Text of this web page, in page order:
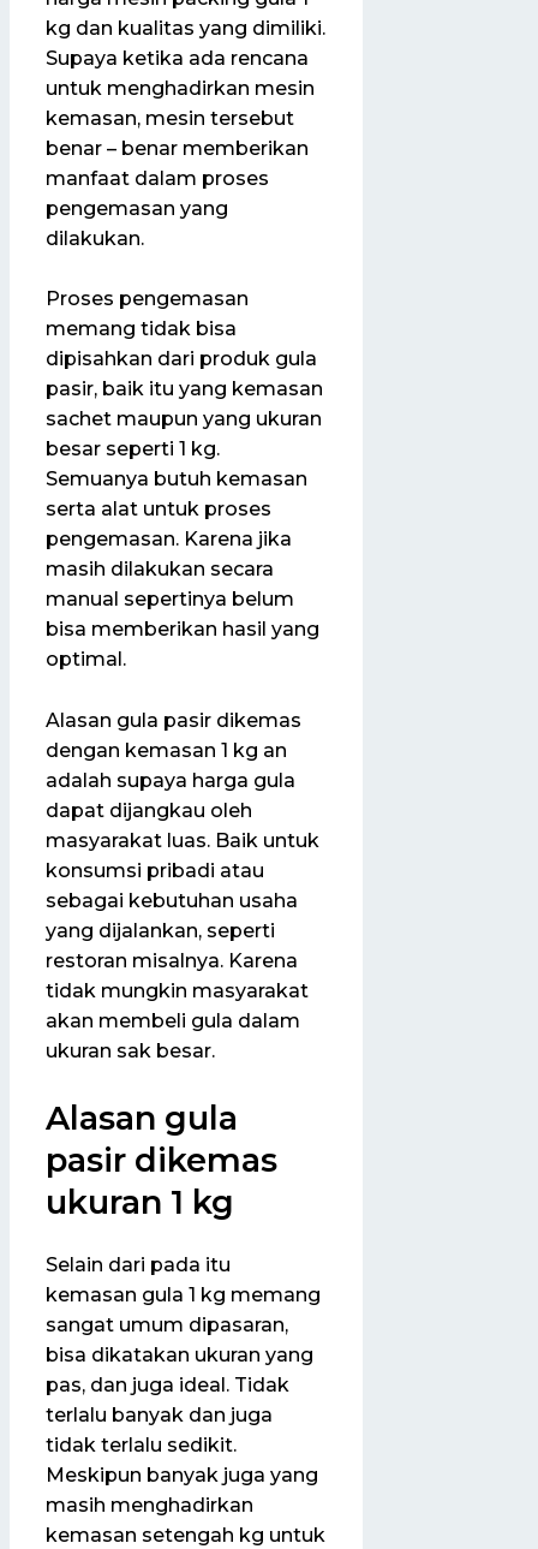
kg dan kualitas yang dimiliki.
Supaya ketika ada rencana
untuk menghadirkan mesin
kemasan, mesin tersebut
benar – benar memberikan
manfaat dalam proses
pengemasan yang
dilakukan.
Proses pengemasan
memang tidak bisa
dipisahkan dari produk gula
pasir, baik itu yang kemasan
sachet maupun yang ukuran
besar seperti 1 kg.
Semuanya butuh kemasan
serta alat untuk proses
pengemasan. Karena jika
masih dilakukan secara
manual sepertinya belum
bisa memberikan hasil yang
optimal.
Alasan gula pasir dikemas
dengan kemasan 1 kg an
adalah supaya harga gula
dapat dijangkau oleh
masyarakat luas. Baik untuk
konsumsi pribadi atau
sebagai kebutuhan usaha
yang dijalankan, seperti
restoran misalnya. Karena
tidak mungkin masyarakat
akan membeli gula dalam
ukuran sak besar.
Alasan gula
pasir dikemas
ukuran 1 kg
Selain dari pada itu
kemasan gula 1 kg memang
sangat umum dipasaran,
bisa dikatakan ukuran yang
pas, dan juga ideal. Tidak
terlalu banyak dan juga
tidak terlalu sedikit.
Meskipun banyak juga yang
masih menghadirkan
kemasan setengah kg untuk